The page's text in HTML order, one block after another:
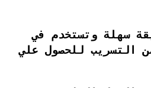
سهلة وتستخدم في
التسريب للحصول علي